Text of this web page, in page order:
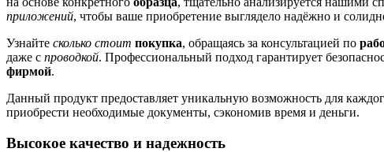
приложений, чтобы ваше приобретение выглядело надёжно и
Узнайте сколько стоит покупка, обращаясь за консультацией по
даже с проводкой. Профессиональный подход гарантирует
фирмой.
Данный продукт предоставляет уникальную возможность для
приобрести необходимые документы, сэкономив время и деньги.
Высокое качество и надежность